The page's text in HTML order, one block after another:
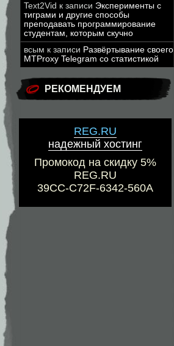
Text2Vid к записи Эксперименты с
тиграми и другие способы
преподавать программирование
студентам, которым скучно
всым к записи Развёртывание своего
MTProxy Telegram со статистикой
РЕКОМЕНДУЕМ
REG.RU
надежный хостинг
Промокод на скидку 5%
REG.RU
39CC-C72F-6342-560A